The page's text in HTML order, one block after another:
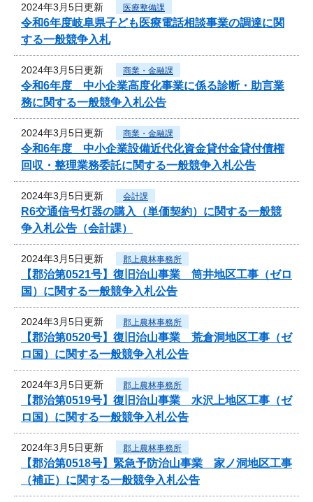
2024年3月5日更新 医療整備課
令和6年度岐阜県子ども医療電話相談事業の調達に関
する一般競争入札
2024年3月5日更新 商業・金融課
令和6年度 中小企業高度化事業に係る診断・助言業
務に関する一般競争入札公告
2024年3月5日更新 商業・金融課
令和6年度 中小企業設備近代化資金貸付金貸付債権
回収・整理業務委託に関する一般競争入札公告
2024年3月5日更新 会計課
R6交通信号灯器の購入（単価契約）に関する一般競
争入札公告（会計課）
2024年3月5日更新 郡上農林事務所
【郡治第0521号】復旧治山事業 筒井地区工事（ゼロ
国）に関する一般競争入札公告
2024年3月5日更新 郡上農林事務所
【郡治第0520号】復旧治山事業 荒倉洞地区工事（ゼ
ロ国）に関する一般競争入札公告
2024年3月5日更新 郡上農林事務所
【郡治第0519号】復旧治山事業 水沢上地区工事（ゼ
ロ国）に関する一般競争入札公告
2024年3月5日更新 郡上農林事務所
【郡治第0518号】緊急予防治山事業 家ノ洞地区工事
（補正）に関する一般競争入札公告